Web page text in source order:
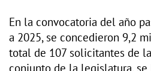
En la convocatoria del año
a 2025, se concedieron 9,2
total de 107 solicitantes de
conjunto de la legislatura, se